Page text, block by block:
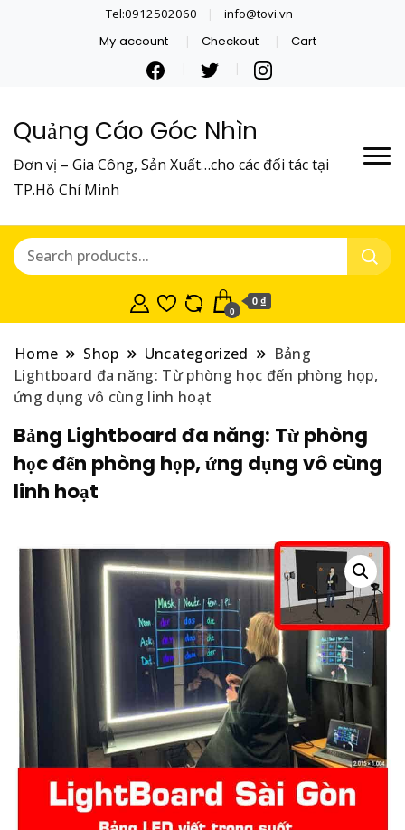
Tel:0912502060 info@tovi.vn
My account Checkout Cart
Quảng Cáo Góc Nhìn
Đơn vị – Gia Công, Sản Xuất…cho các đối tác tại
TP.Hồ Chí Minh
0
0 ₫
Home Shop Uncategorized
Bảng
Lightboard đa năng: Từ phòng học đến phòng họp,
ứng dụng vô cùng linh hoạt
Bảng Lightboard đa năng: Từ phòng
học đến phòng họp, ứng dụng vô cùng
linh hoạt